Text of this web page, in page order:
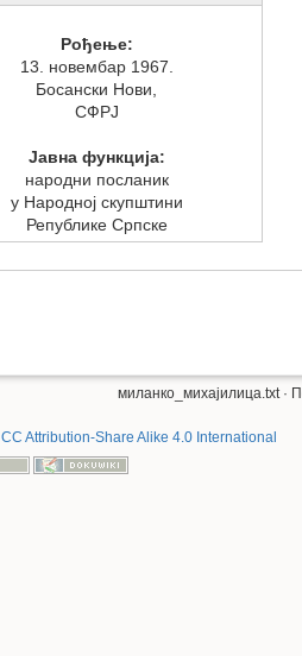
Рођење:
13. новембар 1967.
Босански Нови,
СФРЈ
Јавна функција:
народни посланик
у Народној скупштини
Републике Српске
миланко_михајилица.txt·
CC Attribution-Share Alike 4.0 International